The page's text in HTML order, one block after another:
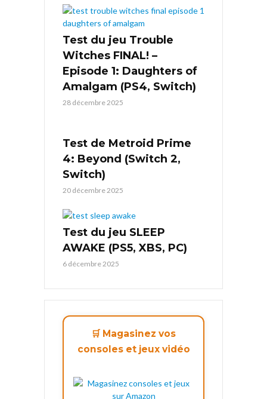
Test du jeu Trouble
Witches FINAL! –
Episode 1: Daughters of
Amalgam (PS4, Switch)
28 décembre 2025
Test de Metroid Prime
4: Beyond (Switch 2,
Switch)
20 décembre 2025
Test du jeu SLEEP
AWAKE (PS5, XBS, PC)
6 décembre 2025
🛒 Magasinez vos
consoles et jeux vidéo